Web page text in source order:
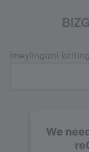
Imeylingizni kiriting
We